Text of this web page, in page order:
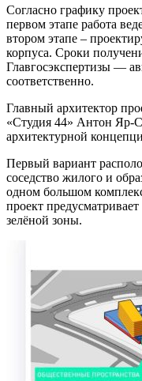
Согласно графику
первом этапе работа
втором этапе –
корпуса. Сроки
Главгосэкспертизы —
соответственно.
Главный архитектор
«Студия 44» Антон Яр-
архитектурной
Первый вариант
соседство жилого и
одном большом
проект
зелёной зоны.